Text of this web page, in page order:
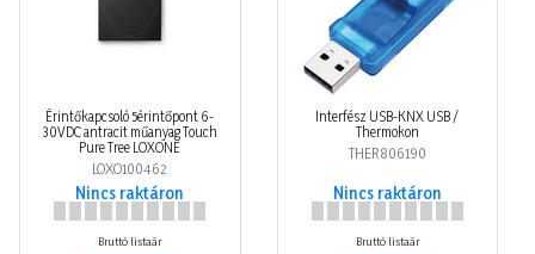
Érintőkapcsoló 5érintőpont 6-
30VDC antracit műanyag Touch
Pure Tree LOXONE
LOXO100462
Nincs raktáron
Bruttó listaár
Interfész USB-KNX USB /
Thermokon
THER806190
Nincs raktáron
Bruttó listaár